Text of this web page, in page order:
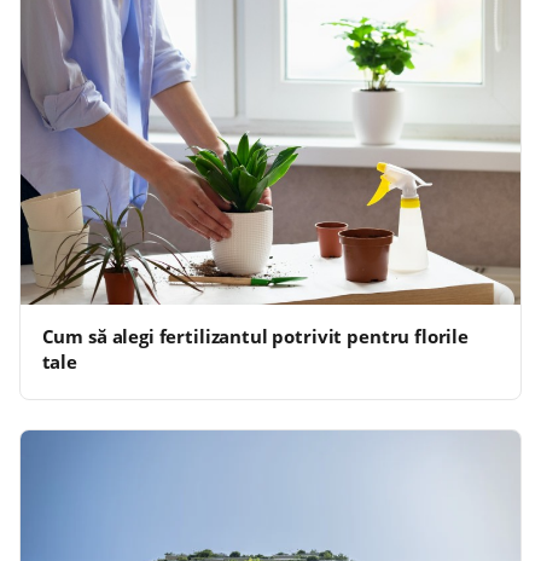
Cum să alegi fertilizantul potrivit pentru florile
tale